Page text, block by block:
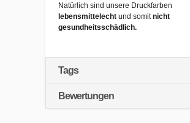
Natürlich sind unsere Druckfarben
lebensmittelecht und somitnicht
gesundheitsschädlich.
Tags
Bewertungen